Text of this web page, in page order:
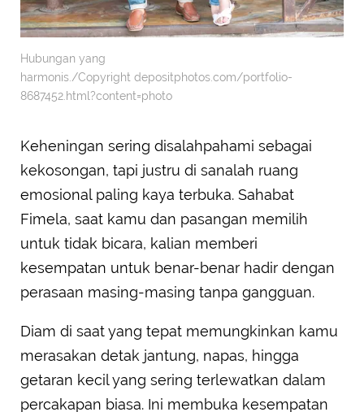
Hubungan yang
harmonis./Copyright depositphotos.com/portfolio-
8687452.html?content=photo
Keheningan sering disalahpahami sebagai
kekosongan, tapi justru di sanalah ruang
emosional paling kaya terbuka. Sahabat
Fimela, saat kamu dan pasangan memilih
untuk tidak bicara, kalian memberi
kesempatan untuk benar-benar hadir dengan
perasaan masing-masing tanpa gangguan.
Diam di saat yang tepat memungkinkan kamu
merasakan detak jantung, napas, hingga
getaran kecil yang sering terlewatkan dalam
percakapan biasa. Ini membuka kesempatan